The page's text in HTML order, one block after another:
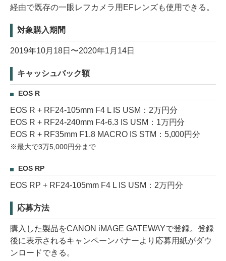
経由で既存の一眼レフカメラ用EFレンズも使用できる。
対象購入期間
2019年10月18日〜2020年1月14日
キャッシュバック額
EOS R
EOS R + RF24-105mm F4 L IS USM：2万円分
EOS R + RF24-240mm F4-6.3 IS USM：1万円分
EOS R + RF35mm F1.8 MACRO IS STM：5,000円分
※最大で3万5,000円分まで
EOS RP
EOS RP + RF24-105mm F4 L IS USM：2万円分
応募方法
購入した製品をCANON iMAGE GATEWAYで登録。登録
後に表示されるキャンペーンバナーより応募用紙がダウ
ンロードできる。